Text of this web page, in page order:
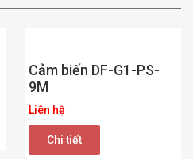
Cảm biến DF-G1-PS-
9M
Liên hệ
Chi tiết